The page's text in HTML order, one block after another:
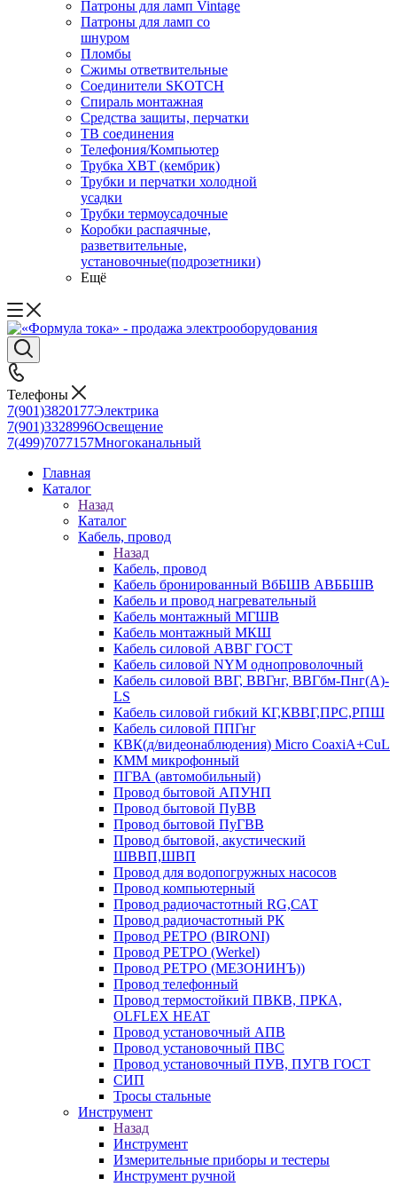
Патроны для ламп Vintage
Патроны для ламп со
шнуром
Пломбы
Сжимы ответвительные
Соединители SKOTCH
Спираль монтажная
Средства защиты, перчатки
ТВ соединения
Телефония/Компьютер
Трубка ХВТ (кембрик)
Трубки и перчатки холодной
усадки
Трубки термоусадочные
Коробки распаячные,
разветвительные,
установочные(подрозетники)
Ещё
Телефоны
7(901)3820177Электрика
7(901)3328996Освещение
7(499)7077157Многоканальный
Главная
Каталог
Назад
Каталог
Кабель, провод
Назад
Кабель, провод
Кабель бронированный ВбБШВ АВББШВ
Кабель и провод нагревательный
Кабель монтажный МГШВ
Кабель монтажный МКШ
Кабель силовой АВВГ ГОСТ
Кабель силовой NYM однопроволочный
Кабель силовой ВВГ, ВВГнг, ВВГбм-Пнг(А)-
LS
Кабель силовой гибкий КГ,КВВГ,ПРС,РПШ
Кабель силовой ППГнг
КВК(д/видеонаблюдения) Micro CoaxiA+CuL
КММ микрофонный
ПГВА (автомобильный)
Провод бытовой АПУНП
Провод бытовой ПуВВ
Провод бытовой ПуГВВ
Провод бытовой, акустический
ШВВП,ШВП
Провод для водопогружных насосов
Провод компьютерный
Провод радиочастотный RG,САТ
Провод радиочастотный РК
Провод РЕТРО (BIRONI)
Провод РЕТРО (Werkel)
Провод РЕТРО (МЕЗОНИНЪ))
Провод телефонный
Провод термостойкий ПВКВ, ПРКА,
OLFLEX HEAT
Провод установочный АПВ
Провод установочный ПВС
Провод установочный ПУВ, ПУГВ ГОСТ
СИП
Тросы стальные
Инструмент
Назад
Инструмент
Измерительные приборы и тестеры
Инструмент ручной